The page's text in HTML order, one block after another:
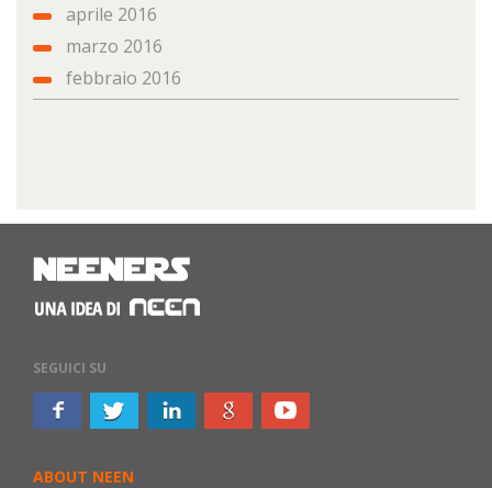
aprile 2016
marzo 2016
febbraio 2016
SEGUICI SU
ABOUT NEEN